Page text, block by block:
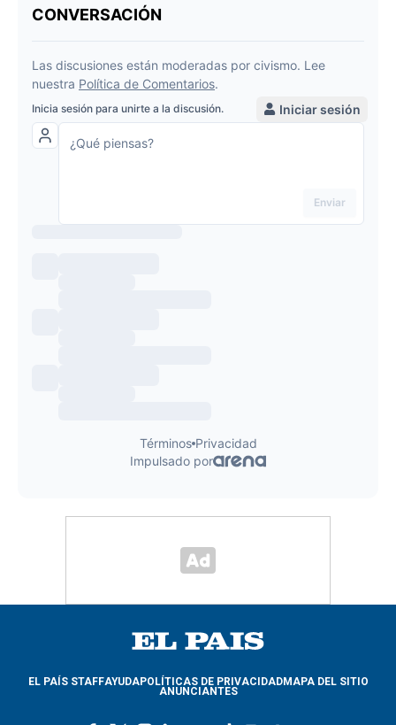
EL PAÍS STAFFAYUDAPOLÍTICAS DE PRIVACIDADMAPA DEL SITIO
ANUNCIANTES